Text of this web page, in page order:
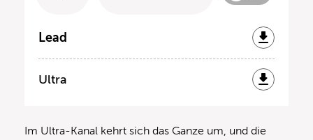
Lead
Ultra
Im Ultra-Kanal kehrt sich das Ganze um, und die